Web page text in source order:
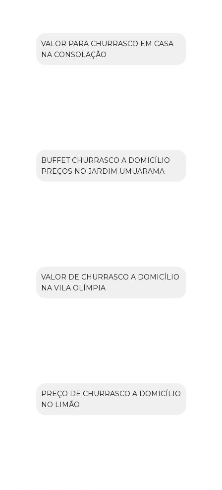
VALOR PARA CHURRASCO EM CASA
NA CONSOLAÇÃO
BUFFET CHURRASCO A DOMICÍLIO
PREÇOS NO JARDIM UMUARAMA
VALOR DE CHURRASCO A DOMICÍLIO
NA VILA OLÍMPIA
PREÇO DE CHURRASCO A DOMICÍLIO
NO LIMÃO